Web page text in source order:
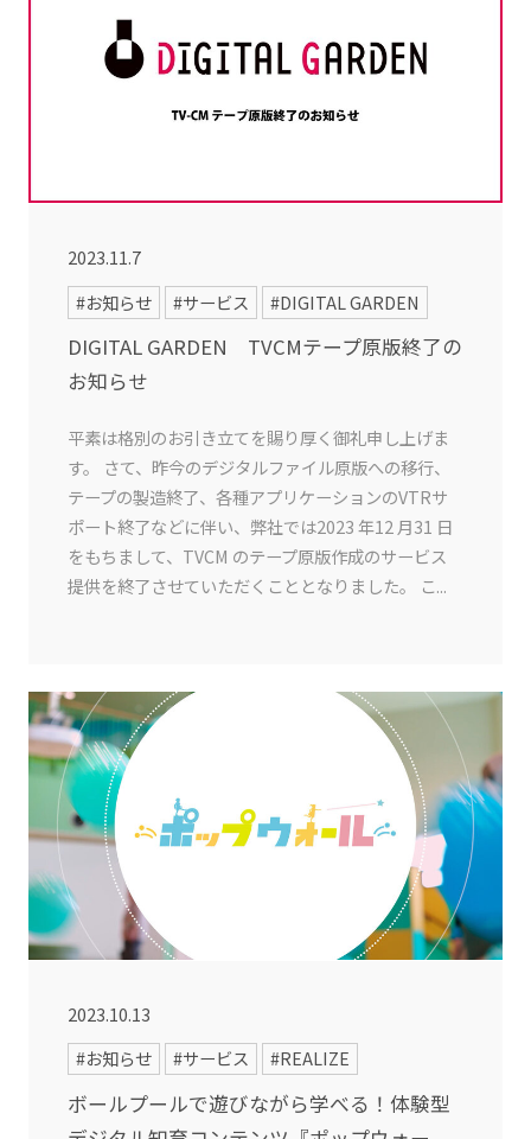
2023.11.7
#お知らせ
#サービス #DIGITAL GARDEN
DIGITAL GARDEN TVCMテープ原版終了の
お知らせ
平素は格別のお引き立てを賜り厚く御礼申し上げま
す。 さて、昨今のデジタルファイル原版への移行、
テープの製造終了、各種アプリケーションのVTRサ
ポート終了などに伴い、弊社では2023 年12 月31 日
をもちまして、TVCM のテープ原版作成のサービス
提供を終了させていただくこととなりました。 こ...
2023.10.13
#お知らせ
#サービス #REALIZE
ボールプールで遊びながら学べる！体験型